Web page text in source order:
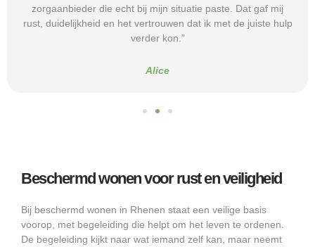
zorgaanbieder die echt bij mijn situatie paste. Dat gaf mij
rust, duidelijkheid en het vertrouwen dat ik met de juiste hulp
verder kon.”
Alice
Beschermd wonen voor rust en veiligheid
Bij beschermd wonen in Rhenen staat een veilige basis
voorop, met begeleiding die helpt om het leven te ordenen.
De begeleiding kijkt naar wat iemand zelf kan, maar neemt